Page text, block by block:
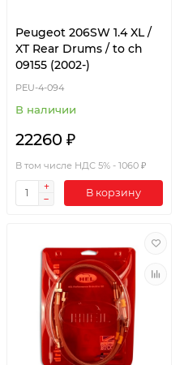
Peugeot 206SW 1.4 XL /
XT Rear Drums / to ch
09155 (2002-)
PEU-4-094
В наличии
22260 ₽
В том числе НДС 5% - 1060 ₽
В корзину